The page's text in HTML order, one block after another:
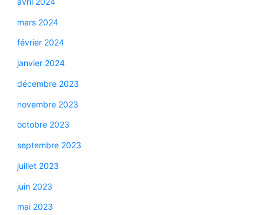
mars 2024
février 2024
janvier 2024
décembre 2023
novembre 2023
octobre 2023
septembre 2023
juillet 2023
juin 2023
mai 2023